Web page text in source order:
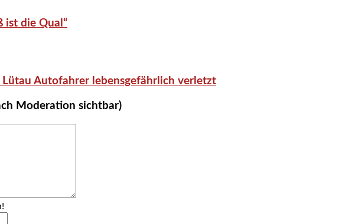
ist die Qual“
Autofahrer lebensgefährlich verletzt
Moderation sichtbar)